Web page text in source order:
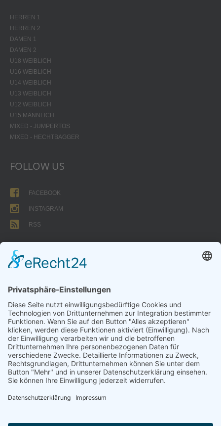
HERREN 1
HERREN 2
DAMEN 1
DAMEN 2
U18 WEIBLICH
U16 WEIBLICH
U14 WEIBLICH
U13 WEIBLICH
U12 WEIBLICH
U15 MÄNNLICH
MIXED - JUMPERTOS
MIXED - HECHTBAGGER
FOLLOW US
FACEBOOK
INSTAGRAM
RSS
FORMULARE
Abteilungsbeitrag aktive Spieler:
Jugendliche unter 18: 25 EUR
Erwachsene: 50 EUR
UMMELDEANTRAG
ÜBUNGSLEITERZUWENDUNGEN
INTERNE DOKUMENTE